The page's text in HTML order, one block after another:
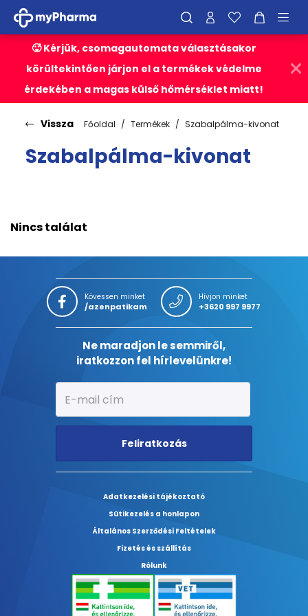
🥵 Kérjük, csomagautomata választásakor
körültekintően járjon el a termékek védelme
érdekében a magas külső hőmérséklet miatt!
Vissza Főoldal Termékek Szabalpálma-kivonat
Szabalpálma-kivonat
Nincs találat
Kövessen minket
/azenpatikam
Hívjon minket
+3620 997 9977
Ne maradjon le semmiről,
iratkozzon fel hírlevelünkre!
Feliratkozás
Adatkezelési tájékoztató
Sütikezelés a honlapon
Általános Szerződési Feltételek
Fizetés és szállítás
Rólunk